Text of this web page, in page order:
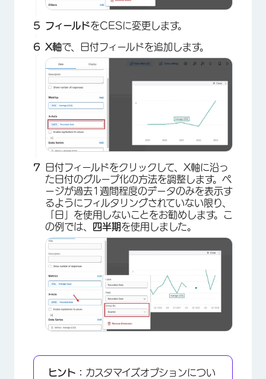
×
×
×
フィールドをCESに変更します。
X軸で、日付フィールドを追加します。
日付フィールドをクリックして、X軸に沿っ
た日付のグループ化の方法を調整します。ペ
ージが過去1週間程度のデータのみを表示す
るようにフィルタリングされていない限り、
「日」を使用しないことをお勧めします。こ
の例では、
四半期を使用しました。
ヒント： カスタマイズオプションについ